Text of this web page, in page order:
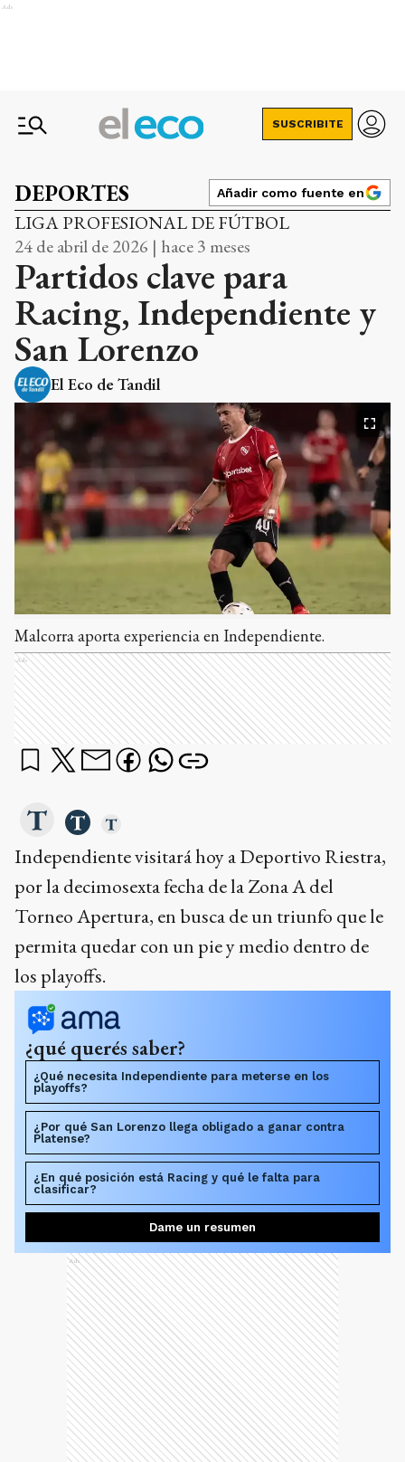
Ads
SUSCRIBITE
DEPORTES Añadir como fuente en
LIGA PROFESIONAL DE FÚTBOL
24 de abril de 2026 | hace 3 meses
Partidos clave para
Racing, Independiente y
San Lorenzo
El Eco de Tandil
Malcorra aporta experiencia en Independiente.
Ads
Independiente visitará hoy a Deportivo Riestra,
por la decimosexta fecha de la Zona A del
Torneo Apertura, en busca de un triunfo que le
permita quedar con un pie y medio dentro de
los playoffs.
¿qué querés saber?
¿Qué necesita Independiente para meterse en los
playoffs?
¿Por qué San Lorenzo llega obligado a ganar contra
Platense?
¿En qué posición está Racing y qué le falta para
clasificar?
Dame un resumen
Ads